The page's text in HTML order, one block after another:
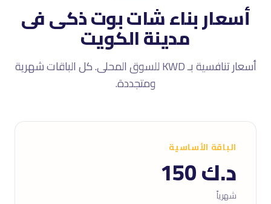
أسعار بناء شات بوت ذكى فى
مدينة الكويت
أسعار تنافسية بـ KWD للسوق المحلى. كل الباقات شهرية
ومتجددة.
الباقة الأساسية
د.ك 150
شهرياً